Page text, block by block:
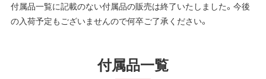
付属品一覧に記載のない付属品の販売は終了いたしました。今後
の入荷予定もございませんので何卒ご了承ください。
付属品一覧